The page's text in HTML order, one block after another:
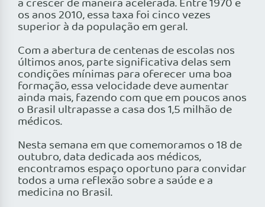
a crescer de maneira acelerada. Entre 1970 e
os anos 2010, essa taxa foi cinco vezes
superior à da população em geral.
Com a abertura de centenas de escolas nos
últimos anos, parte significativa delas sem
condições mínimas para oferecer uma boa
formação, essa velocidade deve aumentar
ainda mais, fazendo com que em poucos anos
o Brasil ultrapasse a casa dos 1,5 milhão de
médicos.
Nesta semana em que comemoramos o 18 de
outubro, data dedicada aos médicos,
encontramos espaço oportuno para convidar
todos a uma reflexão sobre a saúde e a
medicina no Brasil.